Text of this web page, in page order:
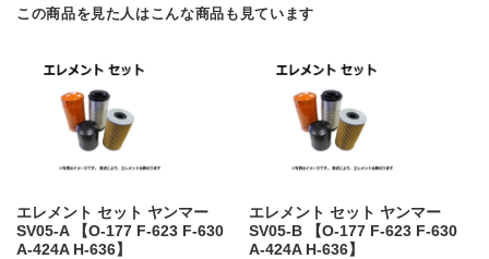
この商品を見た人はこんな商品も見ています
エレメント セット ヤンマー
SV05-A 【O-177 F-623 F-630
A-424A H-636】
エレメント セット ヤンマー
SV05-B 【O-177 F-623 F-630
A-424A H-636】